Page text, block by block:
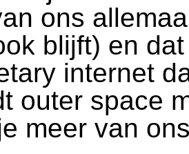
ons
blijft) en
internet
outer space
meer van